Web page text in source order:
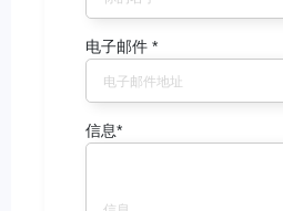
电子邮件 *
信息*